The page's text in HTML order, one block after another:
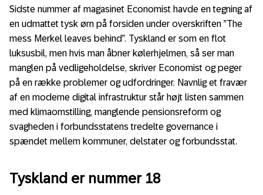
Sidste nummer af magasinet Economist havde en tegning af
en udmattet tysk ørn på forsiden under overskriften ”The
mess Merkel leaves behind”. Tyskland er som en flot
luksusbil, men hvis man åbner kølerhjelmen, så ser man
manglen på vedligeholdelse, skriver Economist og peger
på en række problemer og udfordringer. Navnlig et fravær
af en moderne digital infrastruktur står højt listen sammen
med klimaomstilling, manglende pensionsreform og
svagheden i forbundsstatens tredelte governance i
spændet mellem kommuner, delstater og forbundsstat.
Tyskland er nummer 18